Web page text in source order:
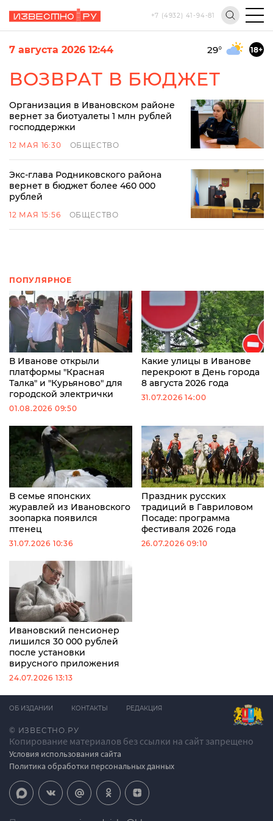
+7 (4932) 41-94-81
7 августа 2026 12:44 29° 18+
ВОЗВРАТ В БЮДЖЕТ
Организация в Ивановском районе
вернет за биотуалеты 1 млн рублей
господдержки
12 МАЯ 16:30 ОБЩЕСТВО
Экс-глава Родниковского района
вернет в бюджет более 460 000
рублей
12 МАЯ 15:56 ОБЩЕСТВО
ПОПУЛЯРНОЕ
В Иванове открыли
платформы "Красная
Талка" и "Курьяново" для
городской электрички
01.08.2026 09:50
Какие улицы в Иванове
перекроют в День города
8 августа 2026 года
31.07.2026 14:00
В семье японских
журавлей из Ивановского
зоопарка появился
птенец
31.07.2026 10:36
Праздник русских
традиций в Гавриловом
Посаде: программа
фестиваля 2026 года
26.07.2026 09:10
Ивановский пенсионер
лишился 30 000 рублей
после установки
вирусного приложения
24.07.2026 13:13
© ИЗВЕСТНО.РУ
Копирование материалов без ссылки на сайт запрещено
Условия использования сайта
Политика обработки персональных данных
ОБ ИЗДАНИИ КОНТАКТЫ РЕДАКЦИЯ